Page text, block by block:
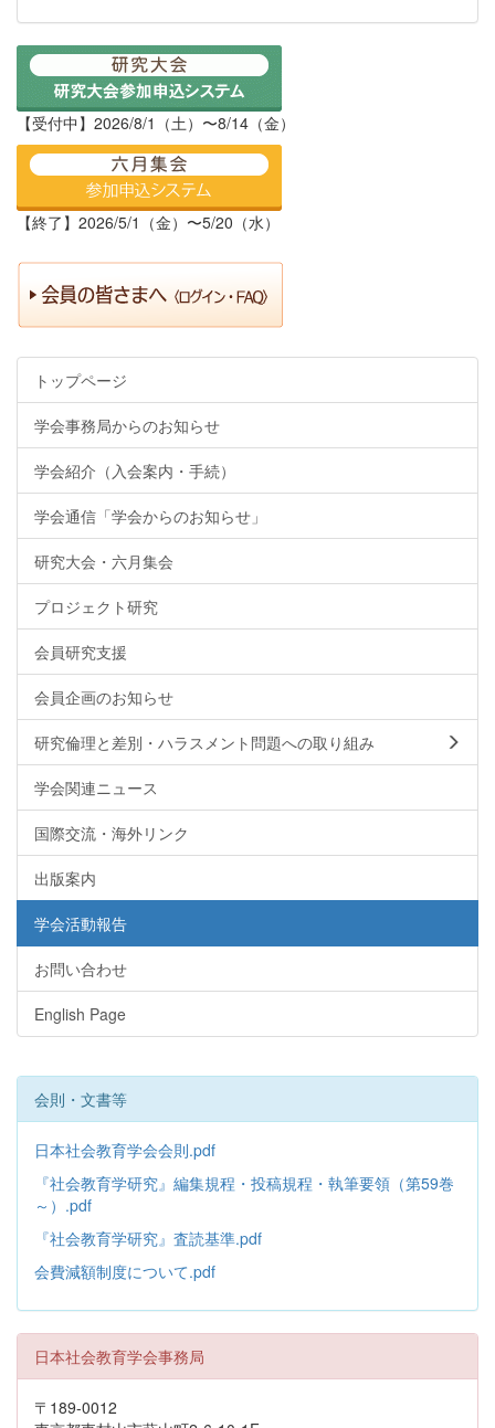
【受付中】2026/8/1（土）〜8/14（金）
【終了】2026/5/1（金）〜5/20（水）
トップページ
学会事務局からのお知らせ
学会紹介（入会案内・手続）
学会通信「学会からのお知らせ」
研究大会・六月集会
プロジェクト研究
会員研究支援
会員企画のお知らせ
研究倫理と差別・ハラスメント問題への取り組み
学会関連ニュース
国際交流・海外リンク
出版案内
学会活動報告
お問い合わせ
English Page
会則・文書等
日本社会教育学会会則.pdf
『社会教育学研究』編集規程・投稿規程・執筆要領（第59巻
～）.pdf
『社会教育学研究』査読基準.pdf
会費減額制度について.pdf
日本社会教育学会事務局
〒189-0012